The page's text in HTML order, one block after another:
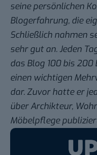
seine persönlichen
Blogerfahrung, die
Schließlich nahmen
sehr gut an. Jeden
das Blog 100 bis 200
einen wichtigen
dar. Zuvor hatte er
über Archikteur,
Möbelpflege